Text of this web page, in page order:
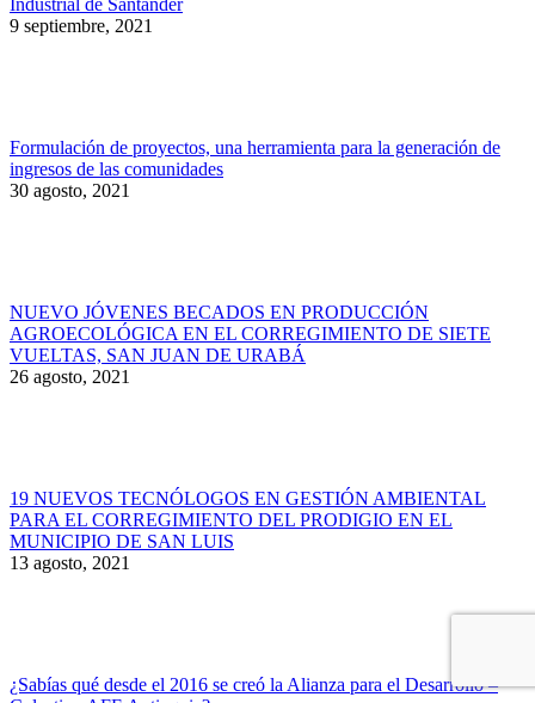
Industrial de Santander
9 septiembre, 2021
Formulación de proyectos, una herramienta para la generación de
ingresos de las comunidades
30 agosto, 2021
NUEVO JÓVENES BECADOS EN PRODUCCIÓN
AGROECOLÓGICA EN EL CORREGIMIENTO DE SIETE
VUELTAS, SAN JUAN DE URABÁ
26 agosto, 2021
19 NUEVOS TECNÓLOGOS EN GESTIÓN AMBIENTAL
PARA EL CORREGIMIENTO DEL PRODIGIO EN EL
MUNICIPIO DE SAN LUIS
13 agosto, 2021
¿Sabías qué desde el 2016 se creó la Alianza para el Desarrollo –